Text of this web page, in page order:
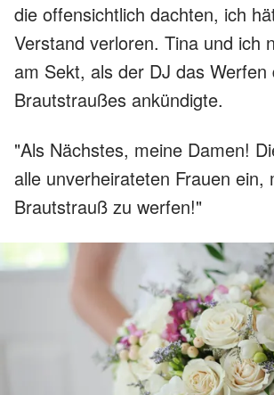
die offensichtlich dachten, ich
Verstand verloren. Tina und ich
am Sekt, als der DJ das Werfen
Brautstraußes ankündigte.
"Als Nächstes, meine Damen!
alle unverheirateten Frauen ein,
Brautstrauß zu werfen!"